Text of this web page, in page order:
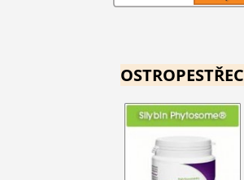
OSTROPESTŘEC